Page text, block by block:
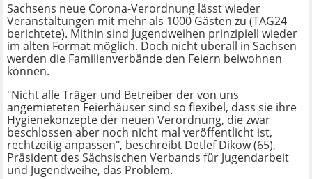
Sachsens neue Corona-Verordnung lässt wieder
Veranstaltungen mit mehr als 1000 Gästen zu (TAG24
berichtete). Mithin sind Jugendweihen prinzipiell wieder
im alten Format möglich. Doch nicht überall in Sachsen
werden die Familienverbände den Feiern beiwohnen
können.
"Nicht alle Träger und Betreiber der von uns
angemieteten Feierhäuser sind so flexibel, dass sie ihre
Hygienekonzepte der neuen Verordnung, die zwar
beschlossen aber noch nicht mal veröffentlicht ist,
rechtzeitig anpassen", beschreibt Detlef Dikow (65),
Präsident des Sächsischen Verbands für Jugendarbeit
und Jugendweihe, das Problem.